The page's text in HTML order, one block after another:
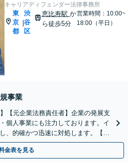
キャリアディフェンダー法律事務所
東
京
都
|
渋
谷
区
恵比寿駅 か
ら徒歩5分
営業時間：10:00~
18:00（平日）
事業
【元企業法務責任者】企業の発展支
個人事業にも注力しております。イ
、的確かつ迅速に対処します。【オ
の相談可能】
金表を見る